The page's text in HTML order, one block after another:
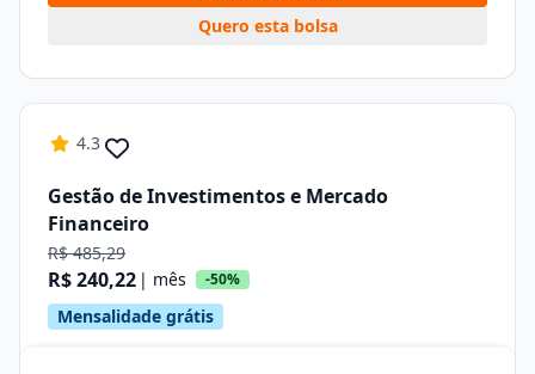
Quero esta bolsa
4.3
Gestão de Investimentos e Mercado
Financeiro
R$ 485,29
R$ 240,22 | mês -50%
Mensalidade grátis